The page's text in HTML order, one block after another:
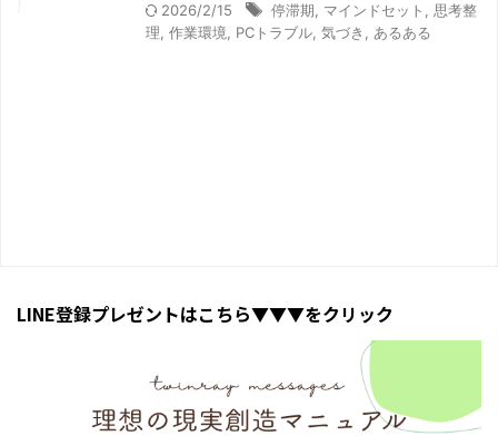
2026/2/15 停滞期 マインドセット
思考整
理 作業環境 PCトラブル 気づき あるある
LINE登録プレゼントはこちら▼▼▼をクリック